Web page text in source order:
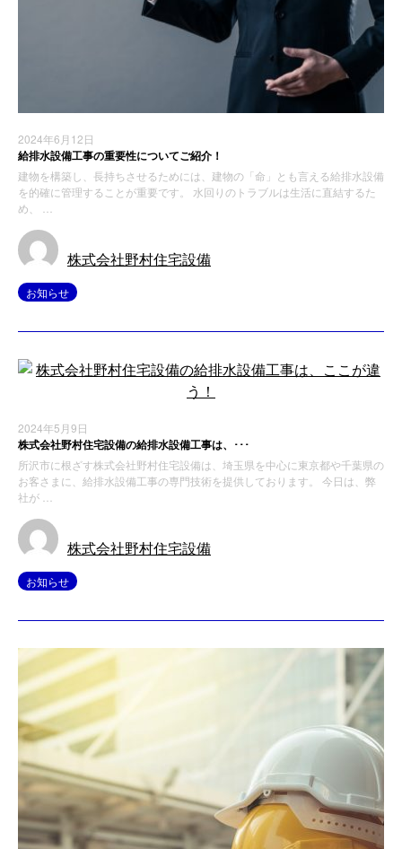
2024年6月12日
給排水設備工事の重要性についてご紹介！
建物を構築し、長持ちさせるためには、建物の「命」とも言える給排水設備
を的確に管理することが重要です。 水回りのトラブルは生活に直結するた
め、 …
株式会社野村住宅設備
お知らせ
2024年5月9日
株式会社野村住宅設備の給排水設備工事は、･･･
所沢市に根ざす株式会社野村住宅設備は、埼玉県を中心に東京都や千葉県の
お客さまに、給排水設備工事の専門技術を提供しております。 今日は、弊
社が …
株式会社野村住宅設備
お知らせ